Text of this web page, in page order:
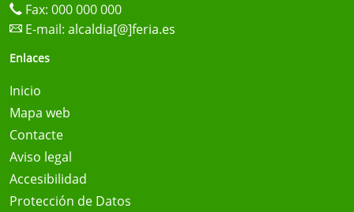
Fax: 000 000 000
E-mail: alcaldia[@]feria.es
Enlaces
Inicio
Mapa web
Contacte
Aviso legal
Accesibilidad
Protección de Datos